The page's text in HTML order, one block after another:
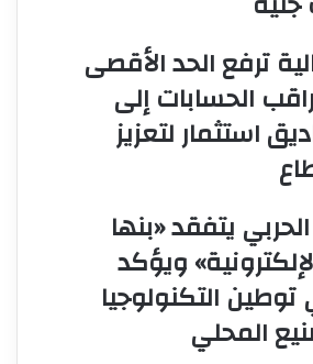
ترفع الحد الأقصى
الحسابات إلى
استثمار لتعزيز
الحربي يتفقد «بنها
ويؤكد
التكنولوجيا
المحلي